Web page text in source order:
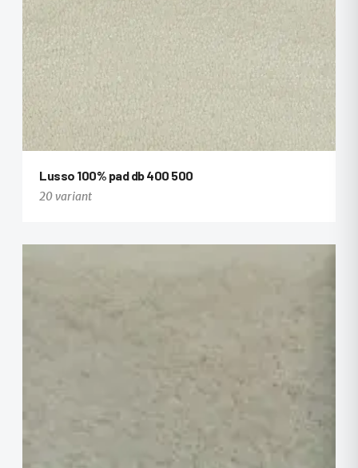
Lusso 100% pad db 400 500
20 variant